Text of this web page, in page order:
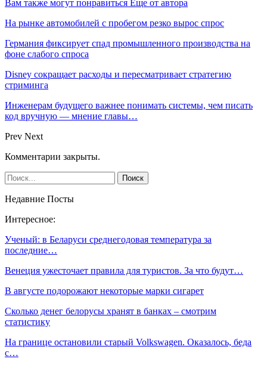
Вам также могут понравиться Еще от автора
На рынке автомобилей с пробегом резко вырос спрос
Германия фиксирует спад промышленного производства на
фоне слабого спроса
Disney сокращает расходы и пересматривает стратегию
стриминга
Инженерам будущего важнее понимать системы, чем писать
код вручную — мнение главы…
Prev Next
Комментарии закрыты.
Недавние Посты
Интересное:
Ученый: в Беларуси среднегодовая температура за
последние…
Венеция ужесточает правила для туристов. За что будут…
В августе подорожают некоторые марки сигарет
Сколько денег белорусы хранят в банках – смотрим
статистику
На границе остановили старый Volkswagen. Оказалось, беда
с…